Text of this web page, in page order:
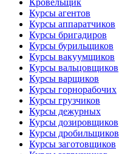
Кровельщик
Курсы агентов
Курсы аппаратчиков
Курсы бригадиров
Курсы бурильщиков
Курсы вакуумщиков
Курсы вальцовщиков
Курсы варщиков
Курсы горнорабочих
Курсы грузчиков
Курсы дежурных
Курсы дозировщиков
Курсы дробильщиков
Курсы заготовщиков